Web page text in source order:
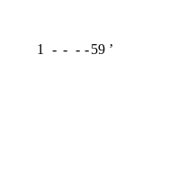
1 - - - -59 ʼ